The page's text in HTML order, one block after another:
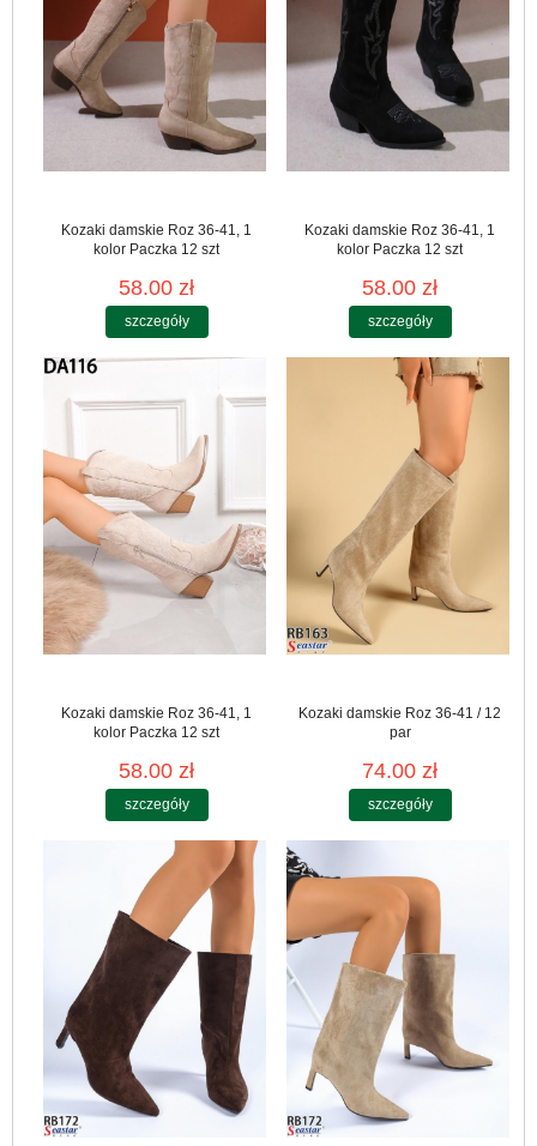
Kozaki damskie Roz 36-41, 1
kolor Paczka 12 szt
58.00 zł
szczegóły
Kozaki damskie Roz 36-41, 1
kolor Paczka 12 szt
58.00 zł
szczegóły
Kozaki damskie Roz 36-41, 1
kolor Paczka 12 szt
58.00 zł
szczegóły
Kozaki damskie Roz 36-41 / 12
par
74.00 zł
szczegóły